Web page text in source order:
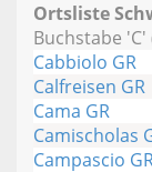
Ortsliste
Buchstabe
Cabbiolo GR
Calfreisen GR
Cama GR
Camischolas
Campascio